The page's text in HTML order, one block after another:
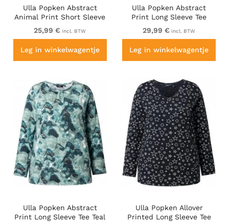
Ulla Popken Abstract
Animal Print Short Sleeve
Tee Lavender
25,99 € incl. BTW
Leg in winkelwagentje
Ulla Popken Abstract
Print Long Sleeve Tee
Dark Ruby
29,99 € incl. BTW
Leg in winkelwagentje
Ulla Popken Abstract
Print Long Sleeve Tee Teal
Ulla Popken Allover
Printed Long Sleeve Tee